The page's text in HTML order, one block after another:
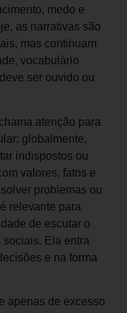
medo e
as narrativas são
mas continuam
vocabulário
ser ouvido ou
atenção para
globalmente,
indispostos ou
valores, fatos e
problemas ou
relevante para
de escutar o
sociais. Ela entra
e na forma
apenas de excesso